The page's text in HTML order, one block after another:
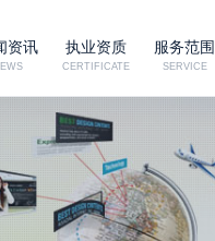
资讯 执业资质
CERTIFICATE
服务范围
SERVICE